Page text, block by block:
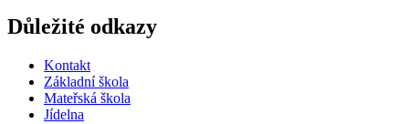
Důležité odkazy
Kontakt
Základní škola
Mateřská škola
Jídelna